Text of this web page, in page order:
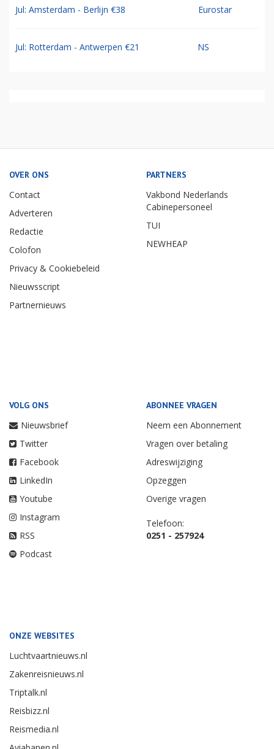
Jul: Amsterdam - Berlijn €38 Eurostar
Jul: Rotterdam - Antwerpen €21 NS
OVER ONS
Contact
Adverteren
Redactie
Colofon
Privacy & Cookiebeleid
Nieuwsscript
Partnernieuws
PARTNERS
Vakbond Nederlands
Cabinepersoneel
TUI
NEWHEAP
VOLG ONS
Nieuwsbrief
Twitter
Facebook
LinkedIn
Youtube
Instagram
RSS
Podcast
ABONNEE VRAGEN
Neem een Abonnement
Vragen over betaling
Adreswijziging
Opzeggen
Overige vragen
Telefoon:
0251 - 257924
ONZE WEBSITES
Luchtvaartnieuws.nl
Zakenreisnieuws.nl
Triptalk.nl
Reisbizz.nl
Reismedia.nl